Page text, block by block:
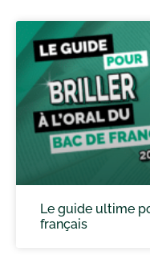
Le guide ultime
français